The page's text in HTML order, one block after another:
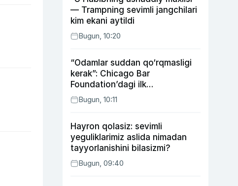
— Trampning sevimli jangchilari
kim ekani aytildi
Bugun, 10:20
“Odamlar suddan qo‘rqmasligi
kerak”: Chicago Bar
Foundation’dagi ilk
o‘zbekistonlik Go‘zal
Abduaxatova
Bugun, 10:11
Hayron qolasiz: sevimli
yeguliklarimiz aslida nimadan
tayyorlanishini bilasizmi?
Bugun, 09:40